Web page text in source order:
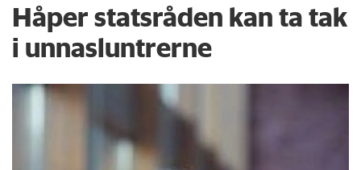
Håper statsråden kan ta tak
i unnasluntrerne